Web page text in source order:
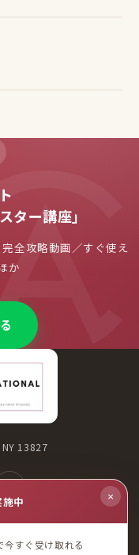
ター講座」
全攻略動画／すぐ使え
か
13827
中 ×
今すぐ受け取れる